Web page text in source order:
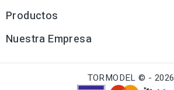
Productos
Nuestra Empresa
TORMODEL © - 2026